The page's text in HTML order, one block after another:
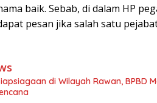
baik. Sebab, di dalam HP
pesan jika salah satu
di Wilayah Rawan, BPBD